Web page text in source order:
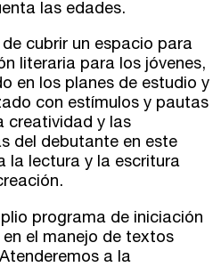
de Zoom
≻
≻
las edades.
cubrir un espacio para
literaria para los jóvenes,
en los planes de estudio y
con estímulos y pautas
creatividad y las
del debutante en este
la lectura y la escritura
programa de iniciación
el manejo de textos
a la